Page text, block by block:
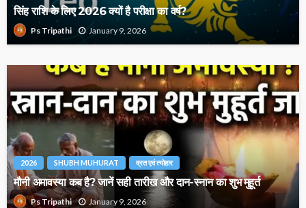
सिंह राशि के लिए 2026 क्यों है परीक्षा का वर्ष?
Ps Tripathi January 9, 2026
2026 SHUBH MUHURAT व्रत एवं त्योहार
मौनी अमावस्या कब है? जानें सही तारीख और दान-स्नान का शुभ मुहूर्त
Ps Tripathi January 9, 2026